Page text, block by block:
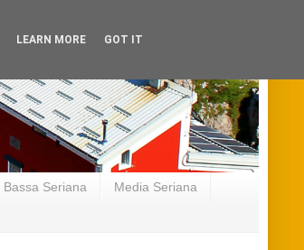
Bassa Seriana Media Seriana
LEARN MORE GOT IT